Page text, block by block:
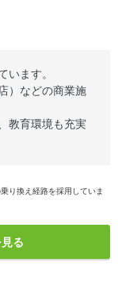
います。
）などの商業施
教育環境も充実
り換え経路を採用していま
る